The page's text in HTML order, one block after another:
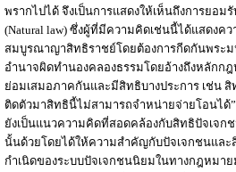
พรากไปได้ จึงเป็นการแสดงให้เห็นถึงการยอ
(Natural law) ซึ่งผู้ที่มีความคิดเช่นนี้ได้แสดงค
สมบูรณาญาสิทธิราชย์โดยต้องการกีดกันพระ
อำนาจผิดทำนองคลองธรรมโดยอ้างถึงหลักก
ย่อมเสมอภาคกันและมีสิทธิบางประการ เช่น
ติดตัวมาสิทธินี้ไม่สามารถจำหน่ายจ่ายโอนไ
ยังเป็นแนวความคิดที่สอดคล้องกับสิทธิปัจเจก
นั้นด้วยโดยได้ให้ความสำคัญกับปัจเจกชนแล
กำเนิดของระบบปัจเจกชนนิยมในทางกฎหมา